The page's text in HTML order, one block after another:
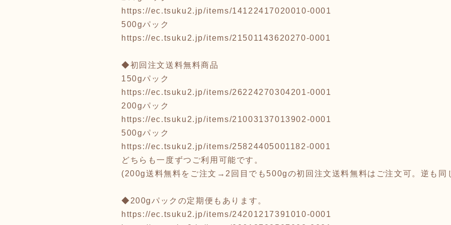
https://ec.tsuku2.jp/items/14122417020010-0001
500gパック
https://ec.tsuku2.jp/items/21501143620270-0001
◆初回注文送料無料商品
150gパック
https://ec.tsuku2.jp/items/26224270304201-0001
200gパック
https://ec.tsuku2.jp/items/21003137013902-0001
500gパック
https://ec.tsuku2.jp/items/25824405001182-0001
どちらも一度ずつご利用可能です。
(200g送料無料をご注文→2回目でも500gの初回注文送料無料はご注文可。逆も同
◆200gパックの定期便もあります。
https://ec.tsuku2.jp/items/24201217391010-0001